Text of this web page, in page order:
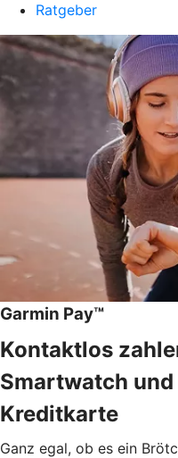
Ratgeber
Garmin Pay™
Kontaktlos
Smartwatch
Kreditkarte
Ganz egal, ob es ein